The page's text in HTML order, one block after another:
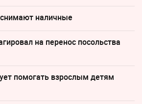
наличные
на перенос посольства
помогать взрослым детям